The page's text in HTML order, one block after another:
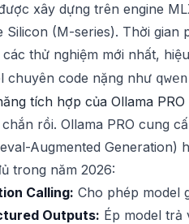
xây dựng trên engine
Silicon (M-series). Thời
các thử nghiệm mới nhất,
chuyên code nặng như
tích hợp của Ollama
chắn rồi. Ollama PRO cung
Augmented Generation)
trong năm 2026:
Calling: Cho phép model
Outputs: Ép model trả